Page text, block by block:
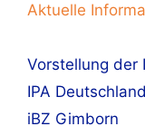
Aktuelle
Vorstellung der
IPA Deutschland
iBZ Gimborn